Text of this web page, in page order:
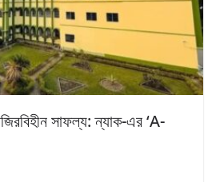
সাফল্য: ন্যাক-এর ‘A-